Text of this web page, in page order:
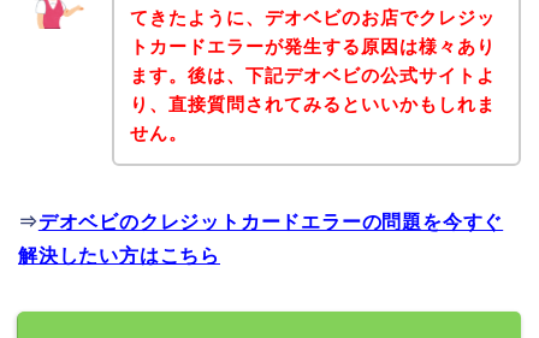
てきたように、デオベビのお店でクレジッ
トカードエラーが発生する原因は様々あり
ます。後は、下記デオベビの公式サイトよ
り、直接質問されてみるといいかもしれま
せん。
⇒デオベビのクレジットカードエラーの問題を今すぐ
解決したい方はこちら